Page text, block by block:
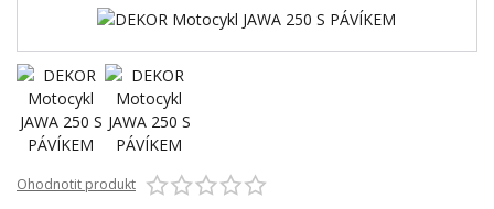
Ohodnotit produkt